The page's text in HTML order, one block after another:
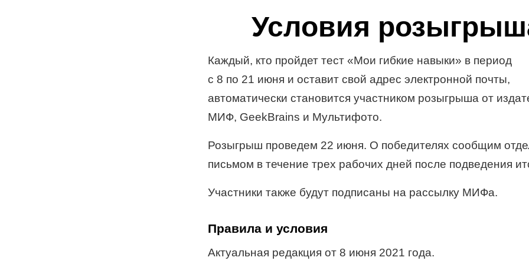
Условия
Каждый, кто пройдет тест «Мои гибкие навыки» в период
с 8 по 21 июня и оставит свой адрес электронной почты,
автоматически становится участником розыгрыша от
МИФ, GeekBrains и Мультифото.
Розыгрыш проведем 22 июня. О победителях сообщим
письмом в течение трех рабочих дней после подведения
Участники также будут подписаны на рассылку МИФа.
Правила и условия
Актуальная редакция от 8 июня 2021 года.